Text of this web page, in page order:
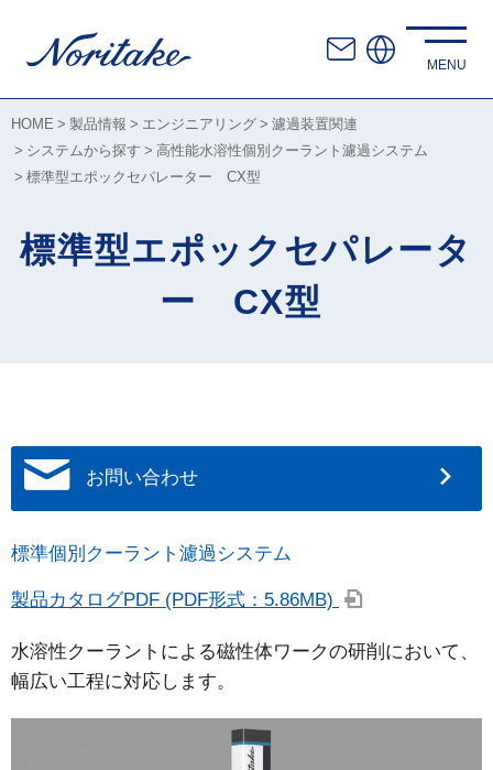
HOME 製品情報 エンジニアリング
濾過装置関連
システムから探す
高性能水溶性個別クーラント濾過システム
標準型エポックセパレーター CX型
標準型エポックセパレータ
ー CX型
お問い合わせ
標準個別クーラント濾過システム
製品カタログPDF (PDF形式：5.86MB)
水溶性クーラントによる磁性体ワークの研削において、
幅広い工程に対応します。